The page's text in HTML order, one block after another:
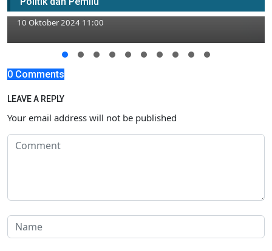
Orang Tak Dikenal
10 Oktober 2024 11:00
0 Comments
LEAVE A REPLY
Your email address will not be published